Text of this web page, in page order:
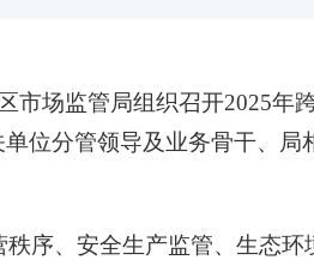
市场监管局组织召开2025年
位分管领导及业务骨干、局
序、安全生产监管、生态环